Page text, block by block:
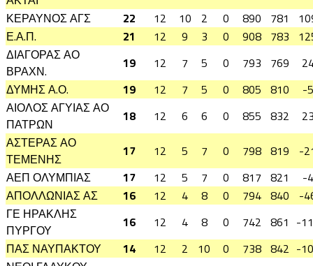
ΚΕΡΑΥΝΟΣ ΑΓΣ
22 12 10 2 0 890 781
Ε.Α.Π.
21 12 9 3 0 908 783
ΔΙΑΓΟΡΑΣ ΑΟ
ΒΡΑΧΝ.
19 12 7 5 0 793 769
ΔΥΜΗΣ Α.Ο.
19 12 7 5 0 805 810
-5
ΑΙΟΛΟΣ ΑΓΥΙΑΣ ΑΟ
ΠΑΤΡΩΝ
18 12 6 6 0 855 832
ΑΣΤΕΡΑΣ ΑΟ
ΤΕΜΕΝΗΣ
17 12 5 7 0 798 819
-
ΑΕΠ ΟΛΥΜΠΙΑΣ
17 12 5 7 0 817 821
-4
ΑΠΟΛΛΩΝΙΑΣ ΑΣ
16 12 4 8 0 794 840
-
ΓΕ ΗΡΑΚΛΗΣ
ΠΥΡΓΟΥ
16 12 4 8 0 742 861 -
ΠΑΣ ΝΑΥΠΑΚΤΟΥ
14 12 2 10 0 738 842 -